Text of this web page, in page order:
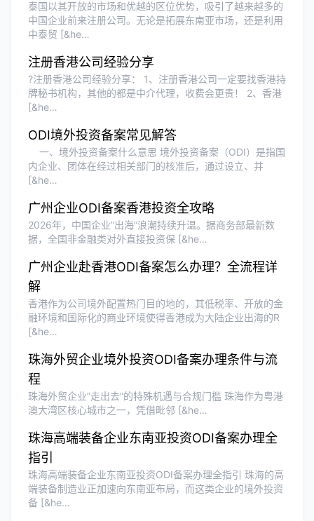
泰国以其开放的市场和优越的区位优势，吸引了越来越多的
中国企业前来注册公司。无论是拓展东南亚市场，还是利用
中泰贸 [&he…
注册香港公司经验分享
?注册香港公司经验分享： 1、注册香港公司一定要找香港持
牌秘书机构，其他的都是中介代理，收费会更贵！ 2、香港
[&he…
ODI境外投资备案常见解答
一、境外投资备案什么意思 境外投资备案（ODI）是指国
内企业、团体在经过相关部门的核准后，通过设立、并
[&he…
广州企业ODI备案香港投资全攻略
2026年，中国企业”出海”浪潮持续升温。据商务部最新数
据，全国非金融类对外直接投资保 [&he…
广州企业赴香港ODI备案怎么办理？全流程详
解
香港作为公司境外配置热门目的地的，其低税率、开放的金
融环境和国际化的商业环境使得香港成为大陆企业出海的R
[&he…
珠海外贸企业境外投资ODI备案办理条件与流
程
珠海外贸企业”走出去”的特殊机遇与合规门槛 珠海作为粤港
澳大湾区核心城市之一，凭借毗邻 [&he…
珠海高端装备企业东南亚投资ODI备案办理全
指引
珠海高端装备企业东南亚投资ODI备案办理全指引 珠海的高
端装备制造业正加速向东南亚布局，而这类企业的境外投资
备 [&he…